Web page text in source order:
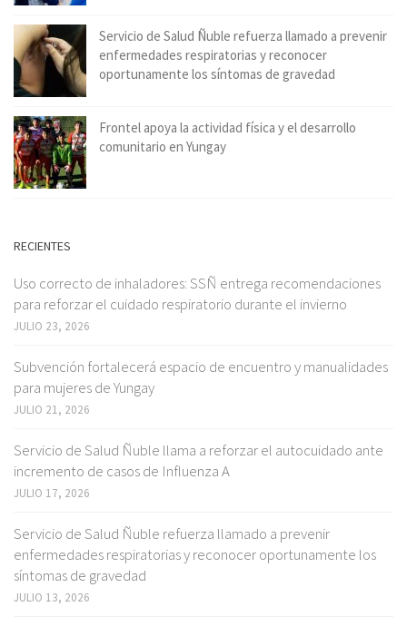
Servicio de Salud Ñuble refuerza llamado a prevenir
enfermedades respiratorias y reconocer
oportunamente los síntomas de gravedad
Frontel apoya la actividad física y el desarrollo
comunitario en Yungay
RECIENTES
Uso correcto de inhaladores: SSÑ entrega recomendaciones
para reforzar el cuidado respiratorio durante el invierno
JULIO 23, 2026
Subvención fortalecerá espacio de encuentro y manualidades
para mujeres de Yungay
JULIO 21, 2026
Servicio de Salud Ñuble llama a reforzar el autocuidado ante
incremento de casos de Influenza A
JULIO 17, 2026
Servicio de Salud Ñuble refuerza llamado a prevenir
enfermedades respiratorias y reconocer oportunamente los
síntomas de gravedad
JULIO 13, 2026